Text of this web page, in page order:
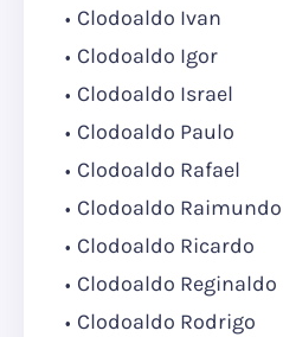
Clodoaldo Ivan
Clodoaldo Igor
Clodoaldo Israel
Clodoaldo Paulo
Clodoaldo Rafael
Clodoaldo Raimundo
Clodoaldo Ricardo
Clodoaldo Reginaldo
Clodoaldo Rodrigo